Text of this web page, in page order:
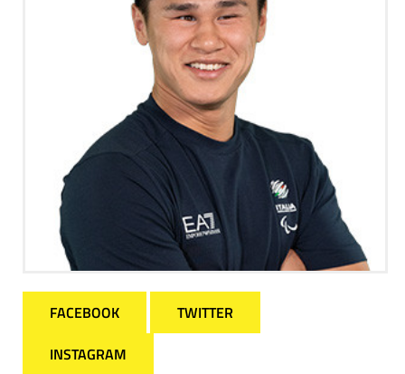
FACEBOOK
TWITTER
INSTAGRAM